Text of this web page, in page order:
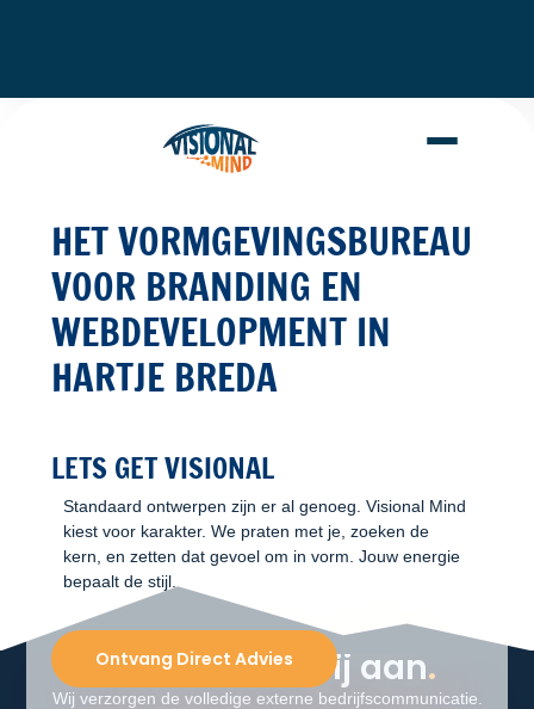
HET VORMGEVINGSBUREAU
VOOR BRANDING EN
WEBDEVELOPMENT IN
HARTJE BREDA
LETS GET VISIONAL
Standaard ontwerpen zijn er al genoeg. Visional Mind
kiest voor karakter. We praten met je, zoeken de
kern, en zetten dat gevoel om in vorm. Jouw energie
bepaalt de stijl.
Ontvang Direct Advies
Wat bieden wij aan.
Wij verzorgen de volledige externe bedrijfscommunicatie.